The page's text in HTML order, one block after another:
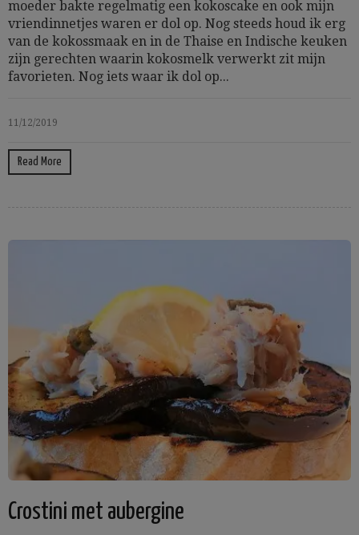
moeder bakte regelmatig een kokoscake en ook mijn
vriendinnetjes waren er dol op. Nog steeds houd ik erg
van de kokossmaak en in de Thaise en Indische keuken
zijn gerechten waarin kokosmelk verwerkt zit mijn
favorieten. Nog iets waar ik dol op...
11/12/2019
Read More
Crostini met aubergine